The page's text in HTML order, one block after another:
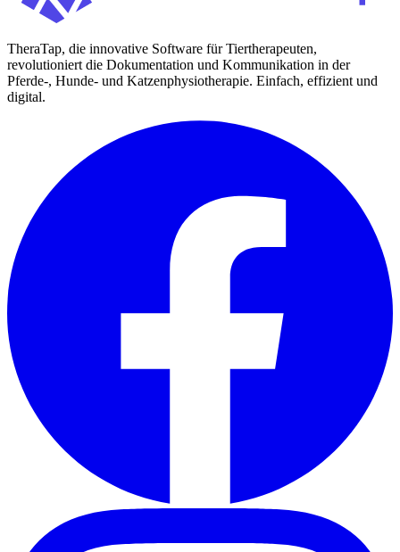
TheraTap, die innovative Software für Tiertherapeuten,
revolutioniert die Dokumentation und Kommunikation in der
Pferde-, Hunde- und Katzenphysiotherapie. Einfach, effizient und
digital.